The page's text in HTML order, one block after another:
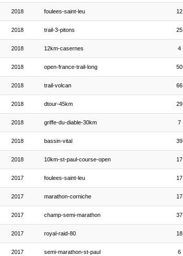
2018 foulees-saint-leu 12
2018 trail-3-pitons 25
2018 12km-casernes 4
2018 open-france-trail-long 50
2018 trail-volcan 66
2018 dtour-45km 29
2018 griffe-du-diable-30km 7
2018 bassin-vital 39
2018 10km-st-paul-course-open 17
2017 foulees-saint-leu 17
2017 marathon-corniche 17
2017 champ-semi-marathon 37
2017 royal-raid-80 18
2017 semi-marathon-st-paul 6